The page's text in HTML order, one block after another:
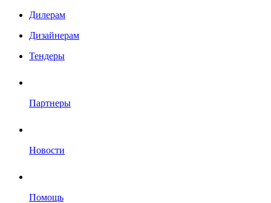
Дилерам
Дизайнерам
Тендеры
Партнеры
Новости
Помощь